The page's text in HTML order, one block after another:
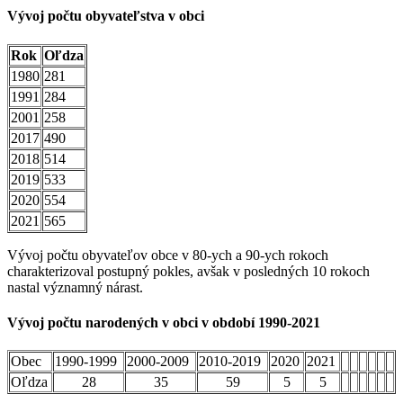
Vývoj počtu obyvateľstva v obci
Rok Oľdza
1980 281
1991 284
2001 258
2017 490
2018 514
2019 533
2020 554
2021 565
Vývoj počtu obyvateľov obce v 80-ych a 90-ych rokoch
charakterizoval postupný pokles, avšak v posledných 10 rokoch
nastal významný nárast.
Vývoj počtu narodených v obci v období 1990-2021
Obec 1990-1999 2000-2009 2010-2019 2020 2021
Oľdza
28 35 59 5 5